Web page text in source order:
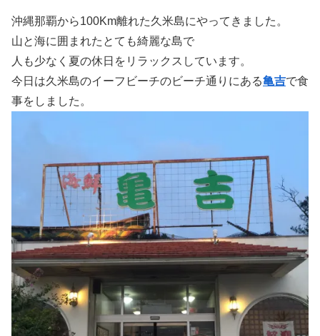
沖縄那覇から100Km離れた久米島にやってきました。
山と海に囲まれたとても綺麗な島で
人も少なく夏の休日をリラックスしています。
今日は久米島のイーフビーチのビーチ通りにある亀吉で食
事をしました。